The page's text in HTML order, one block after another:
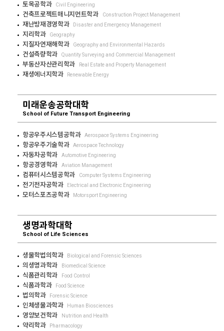
토목공학과 Civil Engineering
건축프로젝트매니지먼트학과 Construction Project Management
재난방재경영학과 Disaster and Emergency Management
지리학과 Geography
지질자연재해학과 Geography and Environmental Hazards
건설측량학과 Quantity Surveying and Commercial Management
부동산자산관리학과 Real Estate and Property Management
재생에너지학과 Renewable Energy
미래운송공학대학
School of Future Transport Engineering
항공우주시스템공학과 Aerospace Systems Engineering
항공우주기술학과 Aerospace Technology
자동차공학과 Automotive Engineering
항공경영학과 Aviation Management
컴퓨터시스템공학과 Computer Systems Engineering
전기전자공학과 Electrical and Electronic Engineering
모터스포츠공학과 Motorsport Engineering
생명과학대학
School of Life Sciences
생물학법의학과 Biological and Forensic Sciences
의생명과학과 Biomedical Science
식품관리학과 Food Control
식품과학과 Food Science
법의학과 Forensic Science
인체생물과학과 Human Biosciences
영양보건학과 Nutrition and Health
약리학과 Pharmacology